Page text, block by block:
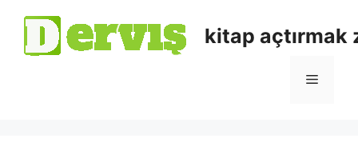
kitap açtırmak